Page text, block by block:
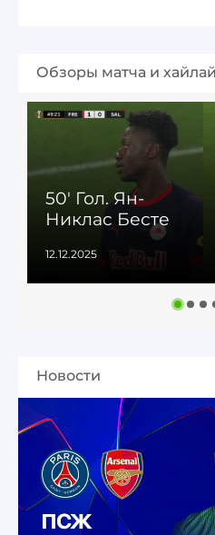
Обзоры матча и
50' Гол. Ян-
Никлас Бесте
12.12.2025
Новости